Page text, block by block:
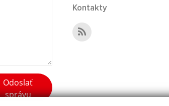
Odoslať
správu
Kontakty